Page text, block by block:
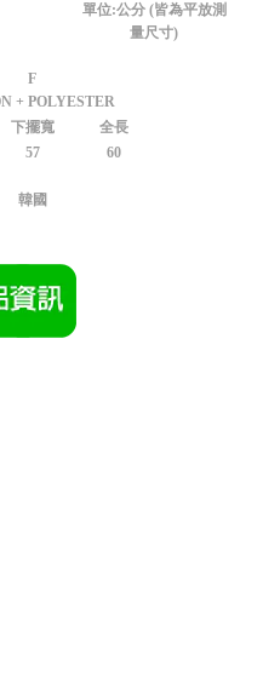
單位:公分 (皆為平放測
量尺寸)
F
+ POLYESTER
下擺寬
全長
57 60
韓國